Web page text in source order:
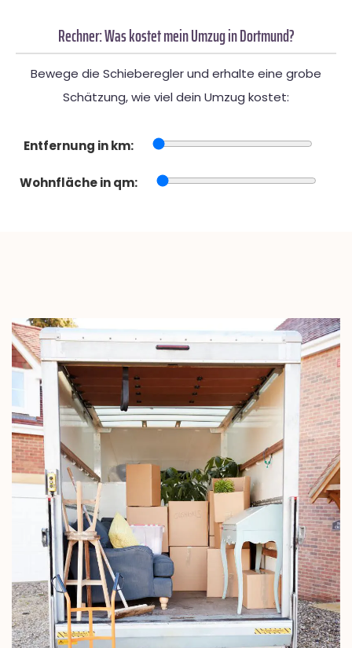
Rechner: Was kostet mein Umzug in Dortmund?
Bewege die Schieberegler und erhalte eine grobe
Schätzung, wie viel dein Umzug kostet:
Entfernung in km:
Wohnfläche in qm: